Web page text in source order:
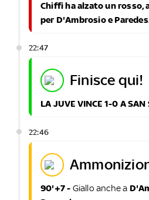
Chiffi ha alzato un rosso,
per D'Ambrosio e
22:47
finisce qui!
LA JUVE VINCE 1-0 A SAN
22:46
90'+7 - Giallo anche a